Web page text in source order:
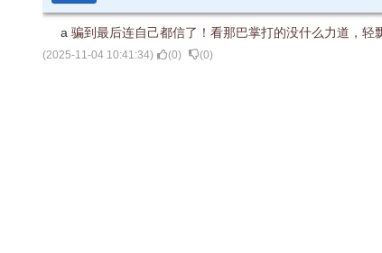
a 骗到最后连自己都信了！看那巴掌打的没什么力道，
(2025-11-04 10:41:34) (0) (0)